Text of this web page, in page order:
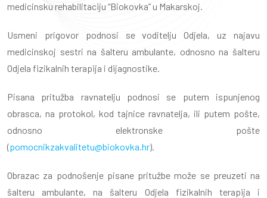
medicinsku rehabilitaciju “Biokovka” u Makarskoj.
Usmeni prigovor podnosi se voditelju Odjela, uz najavu
medicinskoj sestri na šalteru ambulante, odnosno na šalteru
Odjela fizikalnih terapija i dijagnostike.
Pisana pritužba ravnatelju podnosi se putem ispunjenog
obrasca, na protokol, kod tajnice ravnatelja, ili putem pošte,
odnosno elektronske pošte
(pomocnikzakvalitetu@biokovka.hr).
Obrazac za podnošenje pisane pritužbe može se preuzeti na
šalteru ambulante, na šalteru Odjela fizikalnih terapija i